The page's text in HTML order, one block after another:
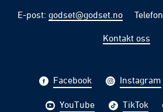
E-post: godset@godset.no Telefon
Kontakt oss
Facebook Instagram
YouTube TikTok